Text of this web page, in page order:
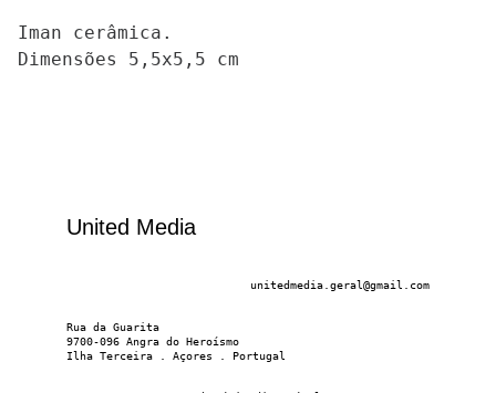
Iman cerâmica.
Dimensões 5,5x5,5 cm
unitedmedia.geral@gmail.com
Rua da Guarita
9700-096 Angra do Heroísmo
Ilha Terceira . Açores . Portugal
United Media